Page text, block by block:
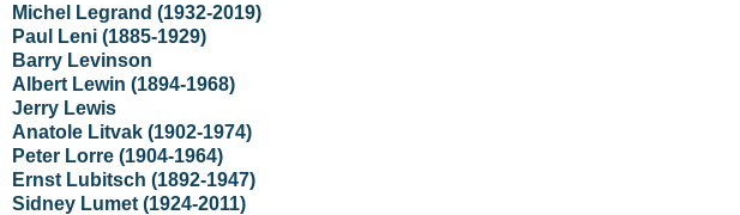
Michel Legrand (1932-2019)
Paul Leni (1885-1929)
Barry Levinson
Albert Lewin (1894-1968)
Jerry Lewis
Anatole Litvak (1902-1974)
Peter Lorre (1904-1964)
Ernst Lubitsch (1892-1947)
Sidney Lumet (1924-2011)